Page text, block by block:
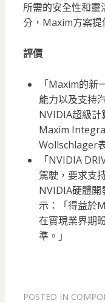
所需的安全性和靈
分，Maxim方案提
評價
「Maxim的新
能力以及支持
NVIDIA超級計
Maxim
Wollschlager
「NVIDIA
駕駛，要求支
NVIDIA硬體開
示：「得益於
在實現業界期
準。」
POSTED IN